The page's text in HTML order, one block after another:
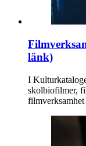
länk)
I
skolbiofilmer,